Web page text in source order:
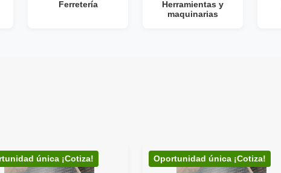
Ferretería
Herramientas y
maquinarias
única ¡Cotiza! Oportunidad única ¡Cotiza!